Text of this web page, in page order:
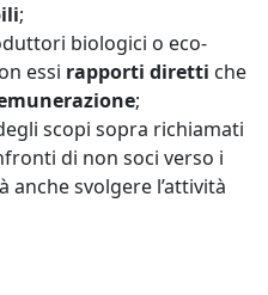
;
biologici o eco-
essi rapporti diretti che
;
scopi sopra richiamati
di non soci verso i
anche svolgere l’attività